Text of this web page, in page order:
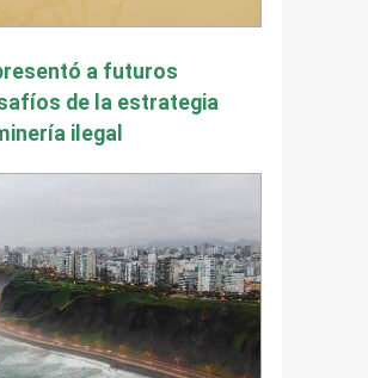
a futuros
de la estrategia
ilegal